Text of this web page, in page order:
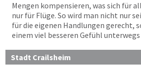
Mengen kompensieren, was sich für
nur für Flüge. So wird man nicht nur
für die eigenen Handlungen gerecht,
einem viel besseren Gefühl unterwegs
Stadt Crailsheim